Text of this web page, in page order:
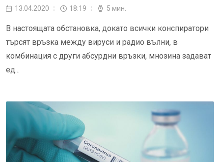
13.04.2020 18:19 5 мин.
В настоящата обстановка, докато всички конспиратори
търсят връзка между вируси и радио вълни, в
комбинация с други абсурдни връзки, мнозина задават
ед...